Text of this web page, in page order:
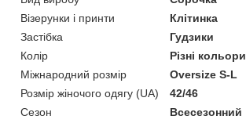
Візерунки і принти
Клітинка
Застібка
Гудзики
Колір
Різні кольори
Міжнародний розмір
Oversize S-L
Розмір жіночого одягу (UA)
42/46
Сезон
Всесезонний